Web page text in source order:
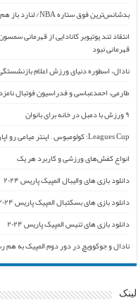
بدشانس‌ترین فوق ستاره NBA/ لنارد باز هم مصدوم شد
قهرمانی نبود
نادال، اسطوره دنیای ورزش اعلام
طارمی، احمدعباسی و فدراسیون فوتبال
۹ ورزش با دمبل در خانه برای بانوان
Leagues Cup: کولومبوس – اینتر میامی رو اپارات اسپرت ببنید
انواع کفش‌های ورزشی و کاربرد هر یک
دانلود بازی های والیبال المپیک پاریس ۲۰۲۴
دانلود بازی های بسکتبال المپیک پاریس ۲۰۲۴
دانلود بازی های تنیس المپیک پاریس ۲۰۲۴
نادال و جوکوویچ در دور دوم المپیک به هم
لینک